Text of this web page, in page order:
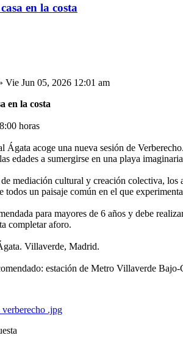
en la costa
Vie Jun 05, 2026 12:01 am
en la costa
horas
Ágata acoge una nueva sesión de
edades a sumergirse en una playa
mediación cultural y creación colectiva,
todos un paisaje común en el que
para mayores de 6 años y debe
completar aforo.
Villaverde, Madrid.
estación de Metro Villaverde